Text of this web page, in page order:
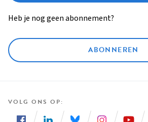
Heb je nog geen abonnement?
ABONNEREN
VOLG ONS OP